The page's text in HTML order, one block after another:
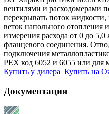
вентилями и расходомерами
перекрывать поток
веток напольного отопления
измерения расхода от 0 до
фланцевого соединения.
подключения
РЕХ код 6052 и 6055 или для
Купить у дилера Купить на
Документация